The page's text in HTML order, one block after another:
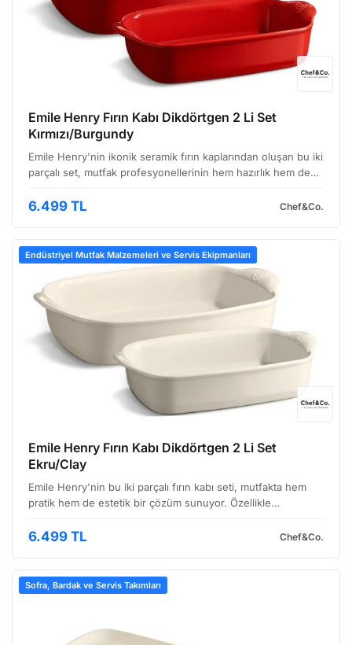
Emile Henry Fırın Kabı Dikdörtgen 2 Li Set
Kırmızı/Burgundy
Emile Henry'nin ikonik seramik fırın kaplarından oluşan bu iki
parçalı set, mutfak profesyonellerinin hem hazırlık hem de
araya getiriyor. Kırmızı ve burgundini…
6.499 TL Chef&Co.
Endüstriyel Mutfak Malzemeleri ve Servis Ekipmanları
Emile Henry Fırın Kabı Dikdörtgen 2 Li Set
Ekru/Clay
Emile Henry'nin bu iki parçalı fırın kabı seti, mutfakta hem
pratik hem de estetik bir çözüm sunuyor. Özellikle
zenginleştirmek için tasarlanmış olan bu set, dayanıklılığı…
6.499 TL Chef&Co.
Sofra, Bardak ve Servis Takımları